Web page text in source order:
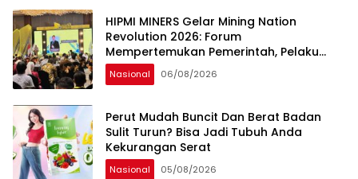
HIPMI MINERS Gelar Mining Nation
Revolution 2026: Forum
Mempertemukan Pemerintah, Pelaku
Industri, Investor, Akademisi, dan
Pengusaha dalam Mendukung
Nasional 06/08/2026
Perut Mudah Buncit Dan Berat Badan
Sulit Turun? Bisa Jadi Tubuh Anda
Kekurangan Serat
Nasional 05/08/2026